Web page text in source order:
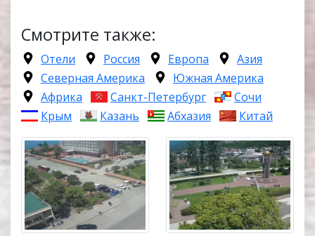
Смотрите также:
Отели Россия Европа
Азия
Северная Америка
Южная Америка
Африка
Санкт-Петербург
Сочи
Крым
Казань Абхазия Китай